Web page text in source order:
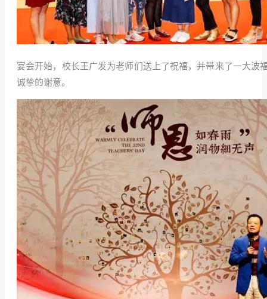
宴会开始，校长王广发为老师们送上了祝福，并带来了一大
诚挚的谢意。